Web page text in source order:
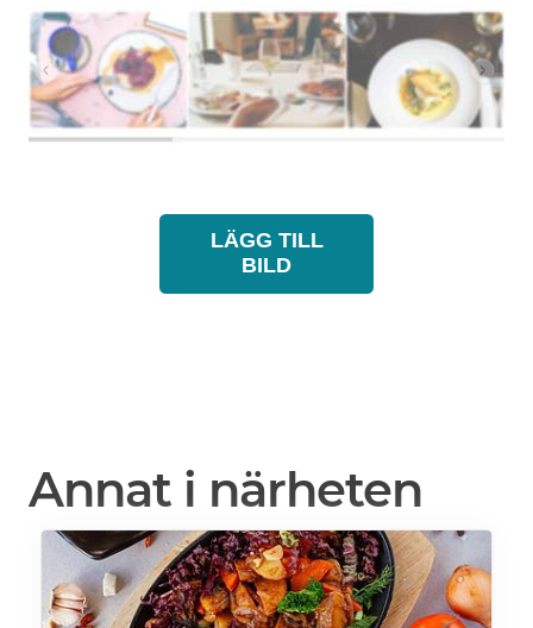
LÄGG TILL
BILD
Annat i närheten